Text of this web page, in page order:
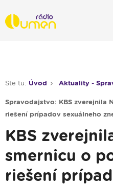
Ste tu: Úvod Aktuality -
Spravodajstvo: KBS zverejnila
riešení prípadov sexuálneho
KBS
smernicu o
riešení